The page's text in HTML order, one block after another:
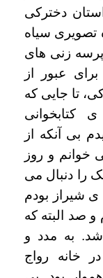
دخترکی
تصویری سیاه
زنی های
عبور از
تا جایی که
کتابخوانی
بی آنکه از
و روز
را دنبال می
شیراز بودم
و صد البته که
به مدد و
خانه رواج